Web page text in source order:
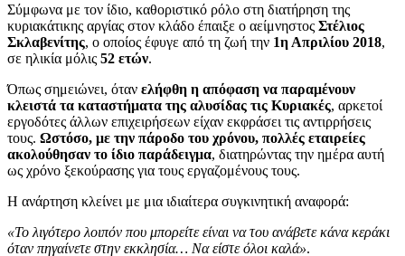
Σύμφωνα με τον ίδιο, καθοριστικό ρόλο στη διατήρηση της
κυριακάτικης αργίας στον κλάδο έπαιξε ο αείμνηστος Στέλιος
Σκλαβενίτης, ο οποίος έφυγε από τη ζωή την 1η Απριλίου 2018,
σε ηλικία μόλις 52 ετών.
Όπως σημειώνει, όταν ελήφθη η απόφαση να παραμένουν
κλειστά τα καταστήματα της αλυσίδας τις Κυριακές, αρκετοί
εργοδότες άλλων επιχειρήσεων είχαν εκφράσει τις αντιρρήσεις
τους. Ωστόσο, με την πάροδο του χρόνου, πολλές εταιρείες
ακολούθησαν το ίδιο παράδειγμα, διατηρώντας την ημέρα αυτή
ως χρόνο ξεκούρασης για τους εργαζομένους τους.
Η ανάρτηση κλείνει με μια ιδιαίτερα συγκινητική αναφορά:
«Το λιγότερο λοιπόν που μπορείτε είναι να του ανάβετε κάνα κεράκι
όταν πηγαίνετε στην εκκλησία… Να είστε όλοι καλά».